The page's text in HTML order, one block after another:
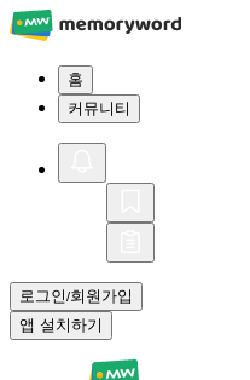
홈
커뮤니티
로그인/회원가입
앱 설치하기